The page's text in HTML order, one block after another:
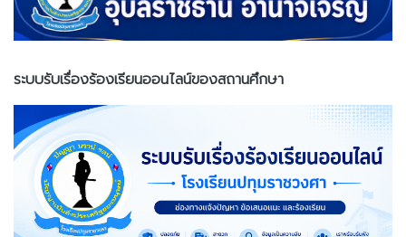
ระบบรับเรื่องร้องเรียนออนไลน์ของสถานศึกษา